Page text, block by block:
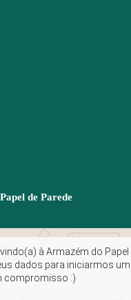
de Parede
à Armazém do Papel
dados para iniciarmos
compromisso :)